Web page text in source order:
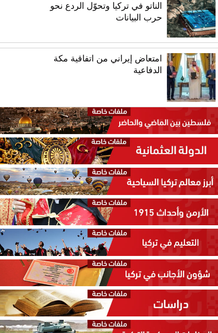
الناتو في تركيا وتحوّل الردع نحو
حرب البيانات
امتعاض إيراني من اتفاقية مكة
الدفاعية